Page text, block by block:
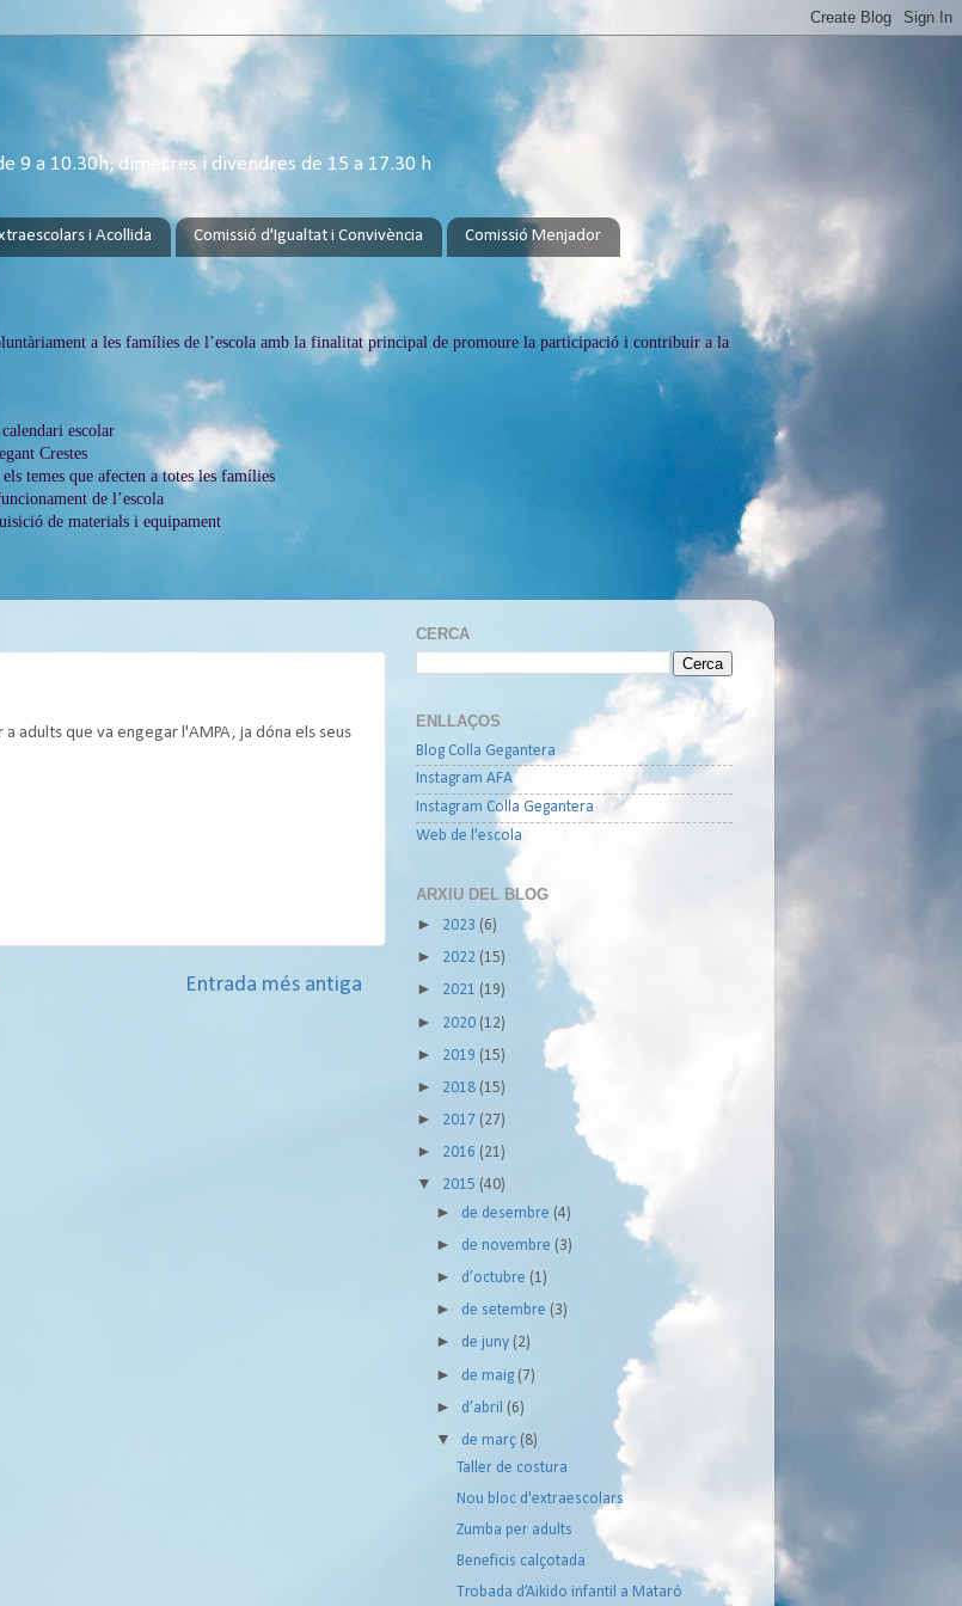
a 10.30h, dimecres i divendres de 15 a 17.30 h
i Acollida Comissió d'Igualtat i Convivència Comissió Menjador
a les famílies de l’escola amb la finalitat principal de promoure la participació i contribuir a la
escolar
Crestes
temes que afecten a totes les famílies
de l’escola
de materials i equipament
adults que va engegar l'AMPA, ja dóna els seus
Entrada més antiga
CERCA
ENLLAÇOS
Blog Colla Gegantera
Instagram AFA
Instagram Colla Gegantera
Web de l'escola
ARXIU DEL BLOG
►
2023 (6)
► 2022 (15)
► 2021 (19)
► 2020 (12)
► 2019 (15)
► 2018 (15)
► 2017 (27)
► 2016 (21)
▼ 2015 (40)
► de desembre (4)
► de novembre (3)
► d’octubre (1)
► de setembre (3)
► de juny (2)
► de maig (7)
► d’abril (6)
▼ de març (8)
Taller de costura
Nou bloc d'extraescolars
Zumba per adults
Beneficis calçotada
Trobada d’Aikido infantil a Mataró